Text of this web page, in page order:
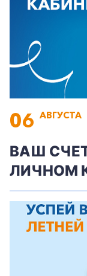
06 АВГУСТА
ВАШ
ЛИЧНОМ